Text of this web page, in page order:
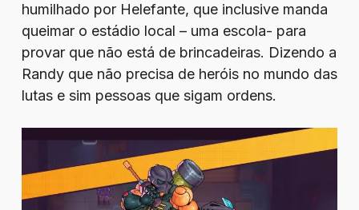
humilhado por Helefante, que inclusive manda
queimar o estádio local – uma escola- para
provar que não está de brincadeiras. Dizendo a
Randy que não precisa de heróis no mundo das
lutas e sim pessoas que sigam ordens.